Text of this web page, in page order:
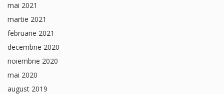
mai 2021
martie 2021
februarie 2021
decembrie 2020
noiembrie 2020
mai 2020
august 2019